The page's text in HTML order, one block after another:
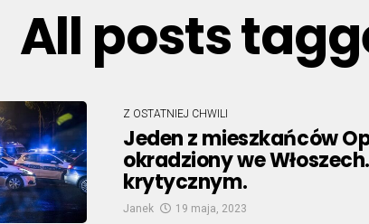
All posts
Z OSTATNIEJ CHWILI
Jeden z mieszkańców
okradziony we
krytycznym.
Janek 19 maja, 2023